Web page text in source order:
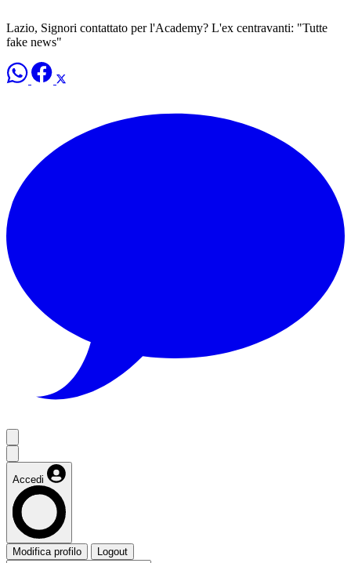
Lazio, Signori contattato per l'Academy? L'ex centravanti: "Tutte
fake news"
Accedi
Modifica profilo Logout